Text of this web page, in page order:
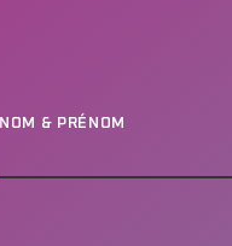
NOM & PRÉNOM